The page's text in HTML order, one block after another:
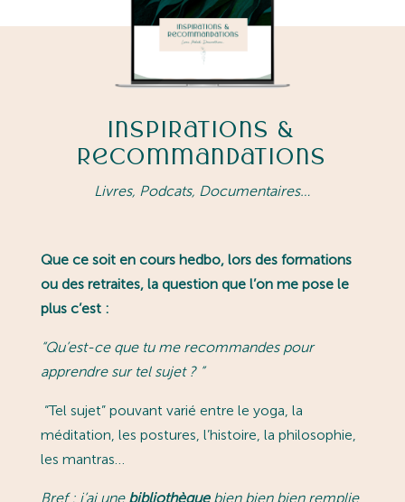
Inspirations &
Recommandations
Livres, Podcats, Documentaires…
Que ce soit en cours hedbo, lors des formations
ou des retraites, la question que l’on me pose le
plus c’est :
“Qu’est-ce que tu me recommandes pour
apprendre sur tel sujet ? ”
“Tel sujet” pouvant varié entre le yoga, la
méditation, les postures, l’histoire, la philosophie,
les mantras…
Bref : j’ai une bibliothèquebien bien bien remplie